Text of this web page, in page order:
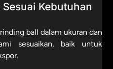
Kebutuhan
ball dalam ukuran dan
sesuaikan, baik untuk